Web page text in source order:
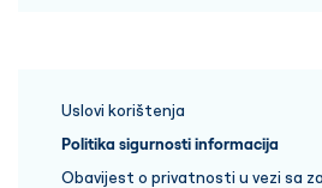
Uslovi korištenja
Politika sigurnosti informacija
Obavijest o privatnosti u vezi sa